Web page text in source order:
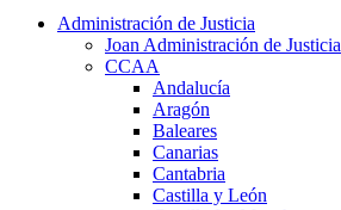
Administración de Justicia
Joan Administración de Justicia
CCAA
Andalucía
Aragón
Baleares
Canarias
Cantabria
Castilla y León